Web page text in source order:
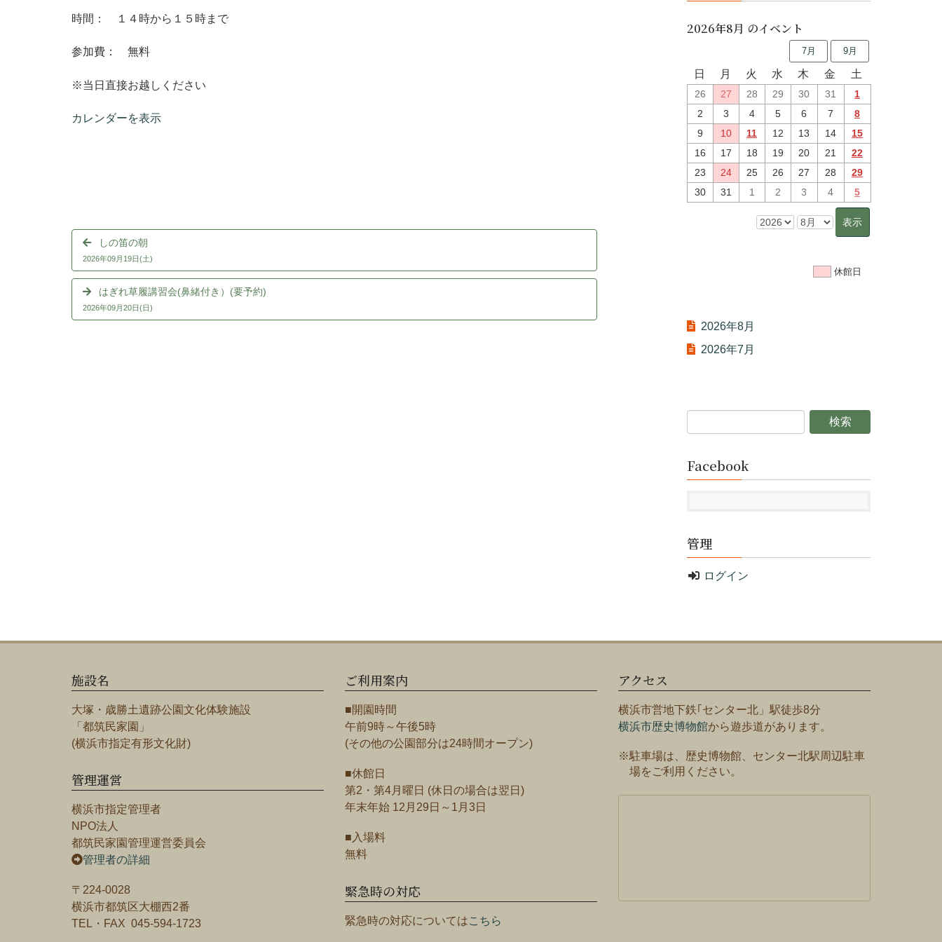
時間： １４時から１５時まで
参加費： 無料
※当日直接お越しください
カレンダーを表示
しの笛の朝
2026年09月19日(土)
はぎれ草履講習会(鼻緒付き）(要予約)
2026年09月20日(日)
2026年8月 のイベント
7月 9月
日 月 火 水 木 金 土
26 27 28 29 30 31
1
2
3 4 5 6 7
8
9
10 11 12 13 14
15
16
17 18 19 20 21
22
23
24 25 26 27 28
29
30
31 1 2 3 4 5
休館日
2026年8月
2026年7月
Facebook
管理
ログイン
施設名
大塚・歳勝土遺跡公園文化体験施設
「都筑民家園」
(横浜市指定有形文化財)
管理運営
横浜市指定管理者
NPO法人
都筑民家園管理運営委員会
管理者の詳細
〒224-0028
横浜市都筑区大棚西2番
TEL・FAX 045-594-1723
ご利用案内
■開園時間
午前9時～午後5時
(その他の公園部分は24時間オープン)
■休館日
第2・第4月曜日 (休日の場合は翌日)
年末年始 12月29日～1月3日
■入場料
無料
緊急時の対応
緊急時の対応についてはこちら
アクセス
横浜市営地下鉄｢センター北」駅徒歩8分
横浜市歴史博物館から遊歩道があります。
※駐車場は、歴史博物館、センター北駅周辺駐車
場をご利用ください。